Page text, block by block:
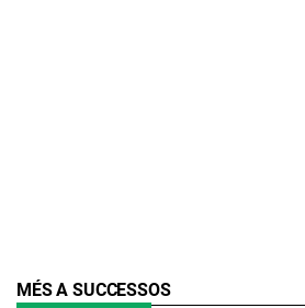
MÉS A SUCCESSOS